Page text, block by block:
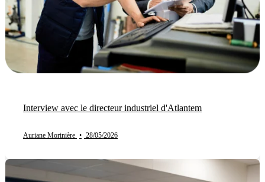
Interview avec le directeur industriel d'Atlantem
Auriane Morinière • 28/05/2026